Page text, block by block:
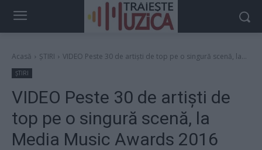
Acasă ȘTIRI VIDEO Peste 30 de artişti de top pe o singură scenă, la...
ȘTIRI
VIDEO Peste 30 de artişti de
top pe o singură scenă, la
Media Music Awards 2016